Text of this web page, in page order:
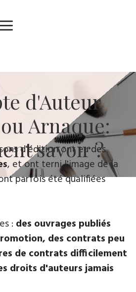
d'Auteur
Arnaque:
savoir ?
d'édition ont eu des
, ​et ont terni l'image de la
parfois été qualifiées
: des ouvrages publiés
des contrats peu
de contrats difficilement
droits d'auteurs jamais